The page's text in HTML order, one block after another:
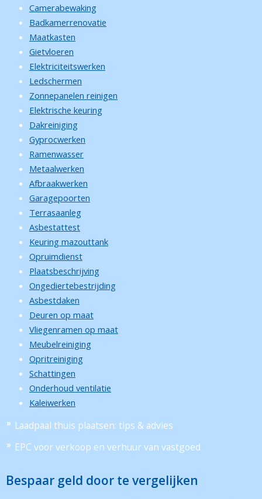
Camerabewaking
Badkamerrenovatie
Maatkasten
Gietvloeren
Elektriciteitswerken
Ledschermen
Zonnepanelen reinigen
Elektrische keuring
Dakreiniging
Gyprocwerken
Ramenwasser
Metaalwerken
Afbraakwerken
Garagepoorten
Terrasaanleg
Asbestattest
Keuring mazouttank
Opruimdienst
Plaatsbeschrijving
Ongediertebestrijding
Asbestdaken
Deuren op maat
Vliegenramen op maat
Meubelreiniging
Opritreiniging
Schattingen
Onderhoud ventilatie
Kaleiwerken
Laadpaal thuis plaatsen: tips & advies
EPC voor verkoop en verhuur van vastgoed
Bespaar geld door te vergelijken